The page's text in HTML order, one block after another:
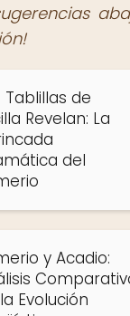
Tablillas de
Revelan: La
del
y Acadio:
Evolución